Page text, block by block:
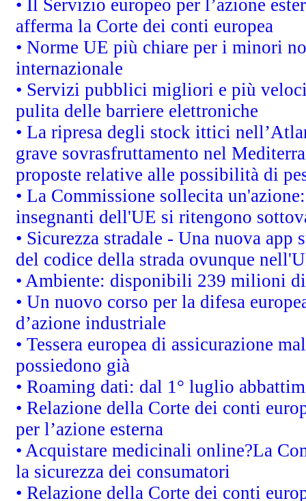
• Il Servizio europeo per l’azione
afferma la Corte dei conti europea
• Norme UE più chiare per i minori
internazionale
• Servizi pubblici migliori e più
pulita delle barriere elettroniche
• La ripresa degli stock ittici
grave sovrasfruttamento nel
proposte relative alle possibilità di
• La Commissione sollecita
insegnanti dell'UE si ritengono
• Sicurezza stradale - Una nuova
del codice della strada ovunque
• Ambiente: disponibili 239 milioni
• Un nuovo corso per la difesa
d’azione industriale
• Tessera europea di assicurazione
possiedono già
• Roaming dati: dal 1° luglio
• Relazione della Corte dei conti
per l’azione esterna
• Acquistare medicinali online?La
la sicurezza dei consumatori
• Relazione della Corte dei conti